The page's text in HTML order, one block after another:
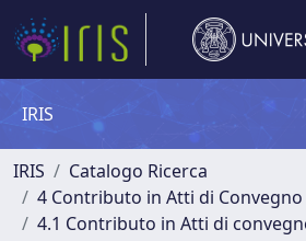
IRIS
IRIS
Catalogo Ricerca
4 Contributo in Atti di
4.1 Contributo in Atti di